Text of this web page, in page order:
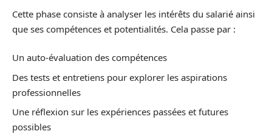
Cette phase consiste à analyser les intérêts du salarié ainsi
que ses compétences et potentialités. Cela passe par :
Un auto-évaluation des compétences
Des tests et entretiens pour explorer les aspirations
professionnelles
Une réflexion sur les expériences passées et futures
possibles